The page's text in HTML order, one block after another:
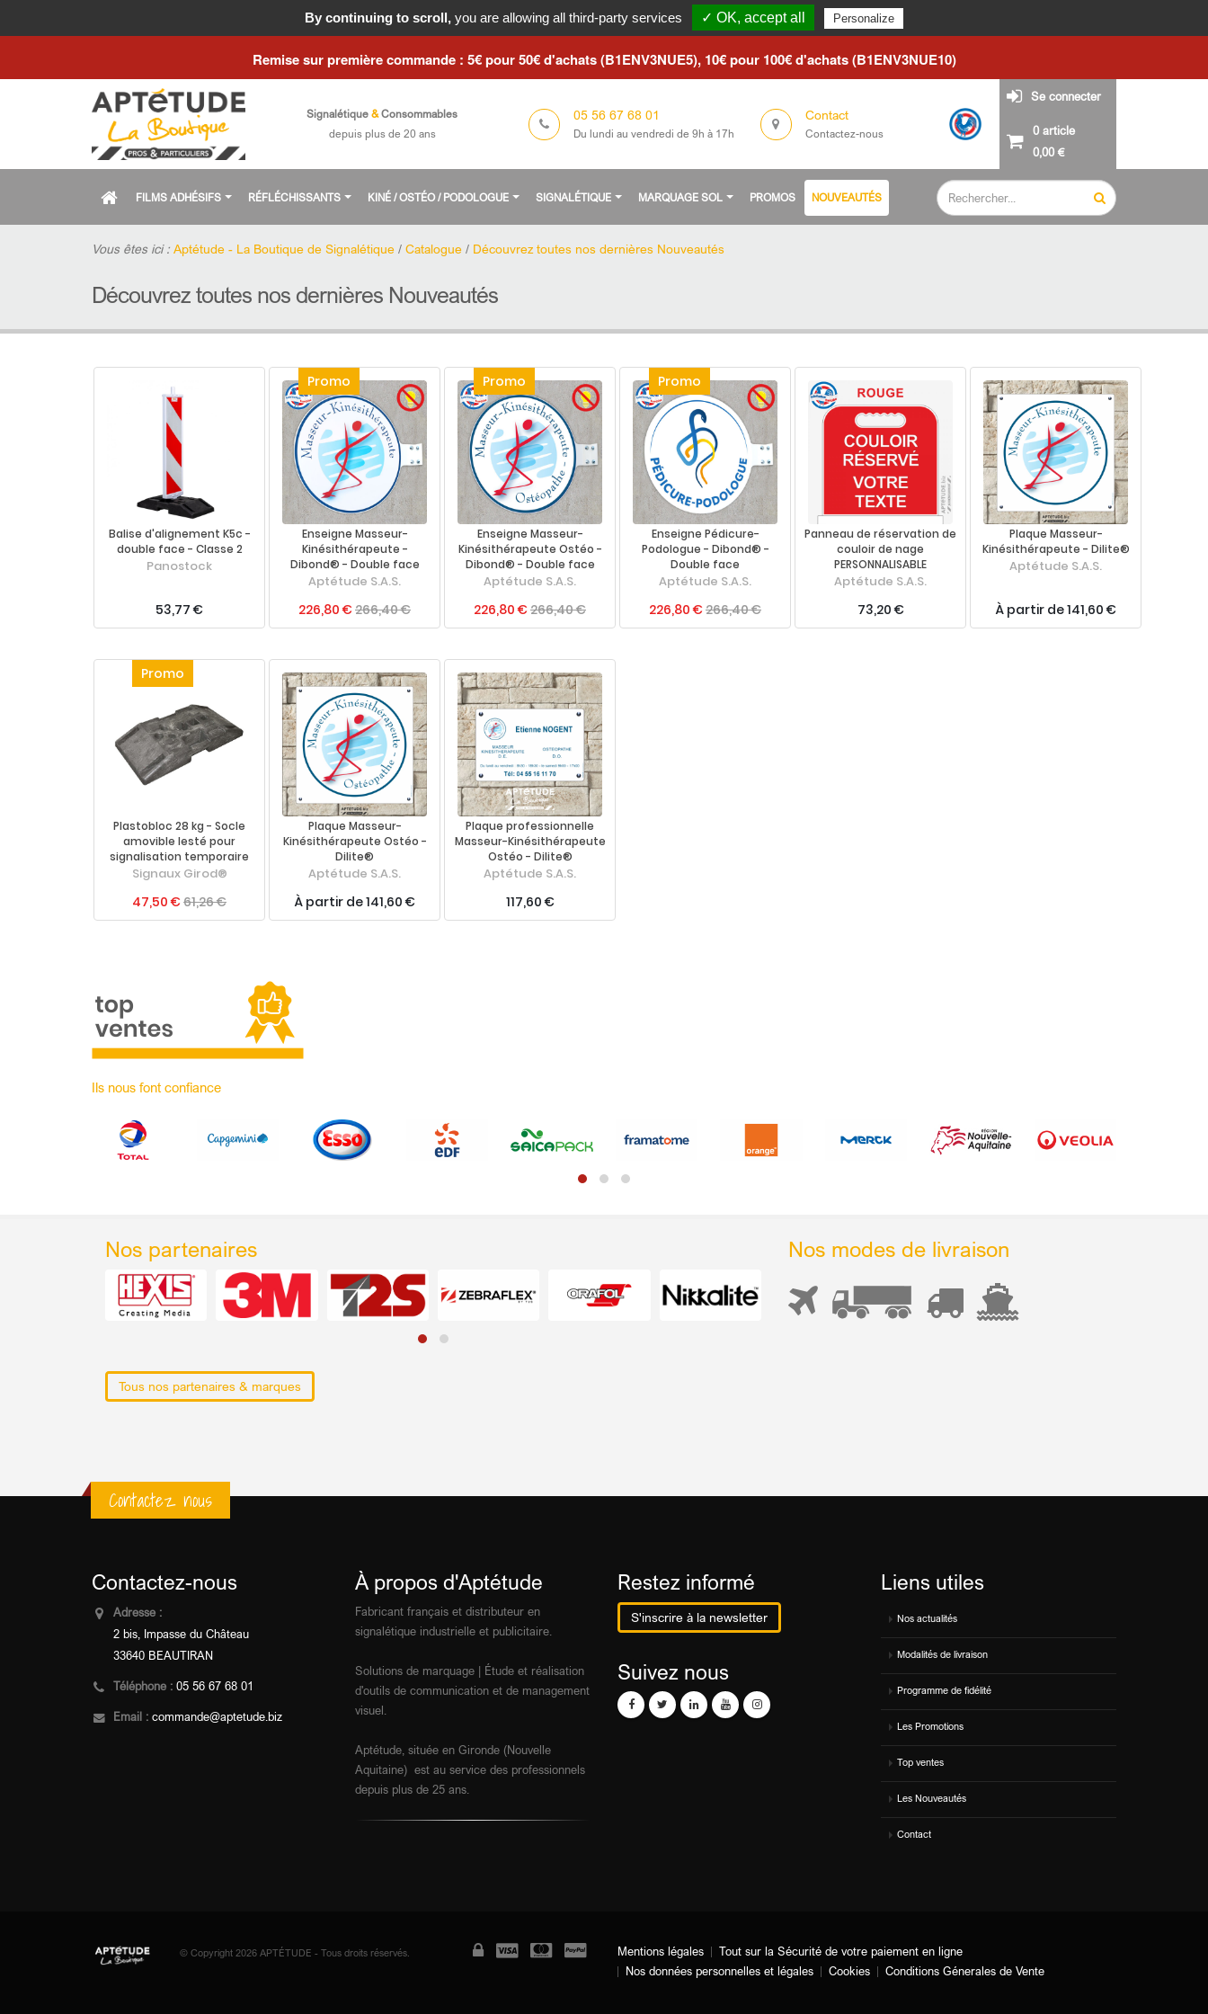
Fermeture estivale du 3 au 23 août 2026 / Les commandes seront traitées à partir du lundi 24 août.
Remise sur première commande : 5€ pour 50€ d'achats (B1ENV3NUE5), 10€ pour 100€ d'achats (B1ENV3NUE10)
Signalétique&Consommables
depuis plus de 20 ans
05 56 67 68 01
Du lundi au vendredi de 9h à 17h
Contact
Contactez-nous
Se connecter
0 article
0,00 €
FILMS ADHÉSIFS RÉFLÉCHISSANTS KINÉ / OSTÉO / PODOLOGUE SIGNALÉTIQUE MARQUAGE SOL PROMOS NOUVEAUTÉS
Vous êtes ici : Aptétude - La Boutique de Signalétique / Catalogue / Découvrez toutes nos dernières Nouveautés
Découvrez toutes nos dernières Nouveautés
Balise d'alignement K5c -
double face - Classe 2
Panostock
53,77 €
Enseigne Masseur-
Kinésithérapeute -
Dibond® - Double face
Aptétude S.A.S.
226,80 €266,40 €
Enseigne Masseur-
Kinésithérapeute Ostéo -
Dibond® - Double face
Aptétude S.A.S.
226,80 €266,40 €
Enseigne Pédicure-
Podologue - Dibond® -
Double face
Aptétude S.A.S.
226,80 €266,40 €
Panneau de réservation de
couloir de nage
PERSONNALISABLE
Aptétude S.A.S.
73,20 €
Plaque Masseur-
Kinésithérapeute - Dilite®
Aptétude S.A.S.
À partir de 141,60 €
Plastobloc 28 kg - Socle
amovible lesté pour
signalisation temporaire
Signaux Girod®
47,50 €61,26 €
Plaque Masseur-
Kinésithérapeute Ostéo -
Dilite®
Aptétude S.A.S.
À partir de 141,60 €
Plaque professionnelle
Masseur-Kinésithérapeute
Ostéo - Dilite®
Aptétude S.A.S.
117,60 €
Ils nous font confiance
Nos partenaires
Tous nos partenaires & marques
Nos modes de livraison
Contactez nous
Contactez-nous
Adresse :
2 bis, Impasse du Château
33640 BEAUTIRAN
Téléphone : 05 56 67 68 01
Email : commande@aptetude.biz
À propos d'Aptétude
Fabricant français et distributeur en
signalétique industrielle et publicitaire.
Solutions de marquage | Étude et réalisation
d'outils de communication et de management
visuel.
Aptétude, située en Gironde (Nouvelle
Aquitaine) est au service des professionnels
depuis plus de 25 ans.
Restez informé
S'inscrire à la newsletter
Suivez nous
Liens utiles
Nos actualités
Modalités de livraison
Programme de fidélité
Les Promotions
Top ventes
Les Nouveautés
Contact
© Copyright 2026 APTÉTUDE - Tous droits réservés. Mentions légales
Tout sur la Sécurité de votre paiement en ligne
Nos données personnelles et légales
Cookies Conditions Génerales de Vente
By continuing to scroll,you are allowing all third-party services ✓ OK, accept all Personalize